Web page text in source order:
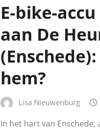
E-bike-
aan De
hem?
Lisa Nieuwenburg
In het hart van Enschede,